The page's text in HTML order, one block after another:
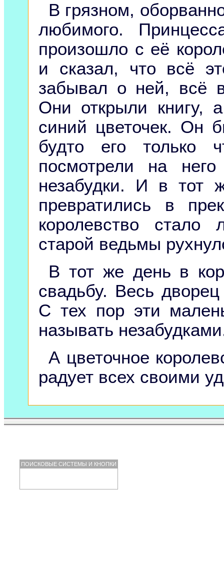
В грязном,
любимого.
произошло с её
и сказал, что всё
забывал о ней, всё
Они открыли книгу,
синий цветочек. Он
будто его только
посмотрели на
незабудки. И в тот
превратились в
королевство стало
старой ведьмы
В тот же день в
свадьбу. Весь
С тех пор эти
называть
А цветочное
радует всех своими
ПОИСКОВЫЕ СИСТЕМЫ И КНОПКИ